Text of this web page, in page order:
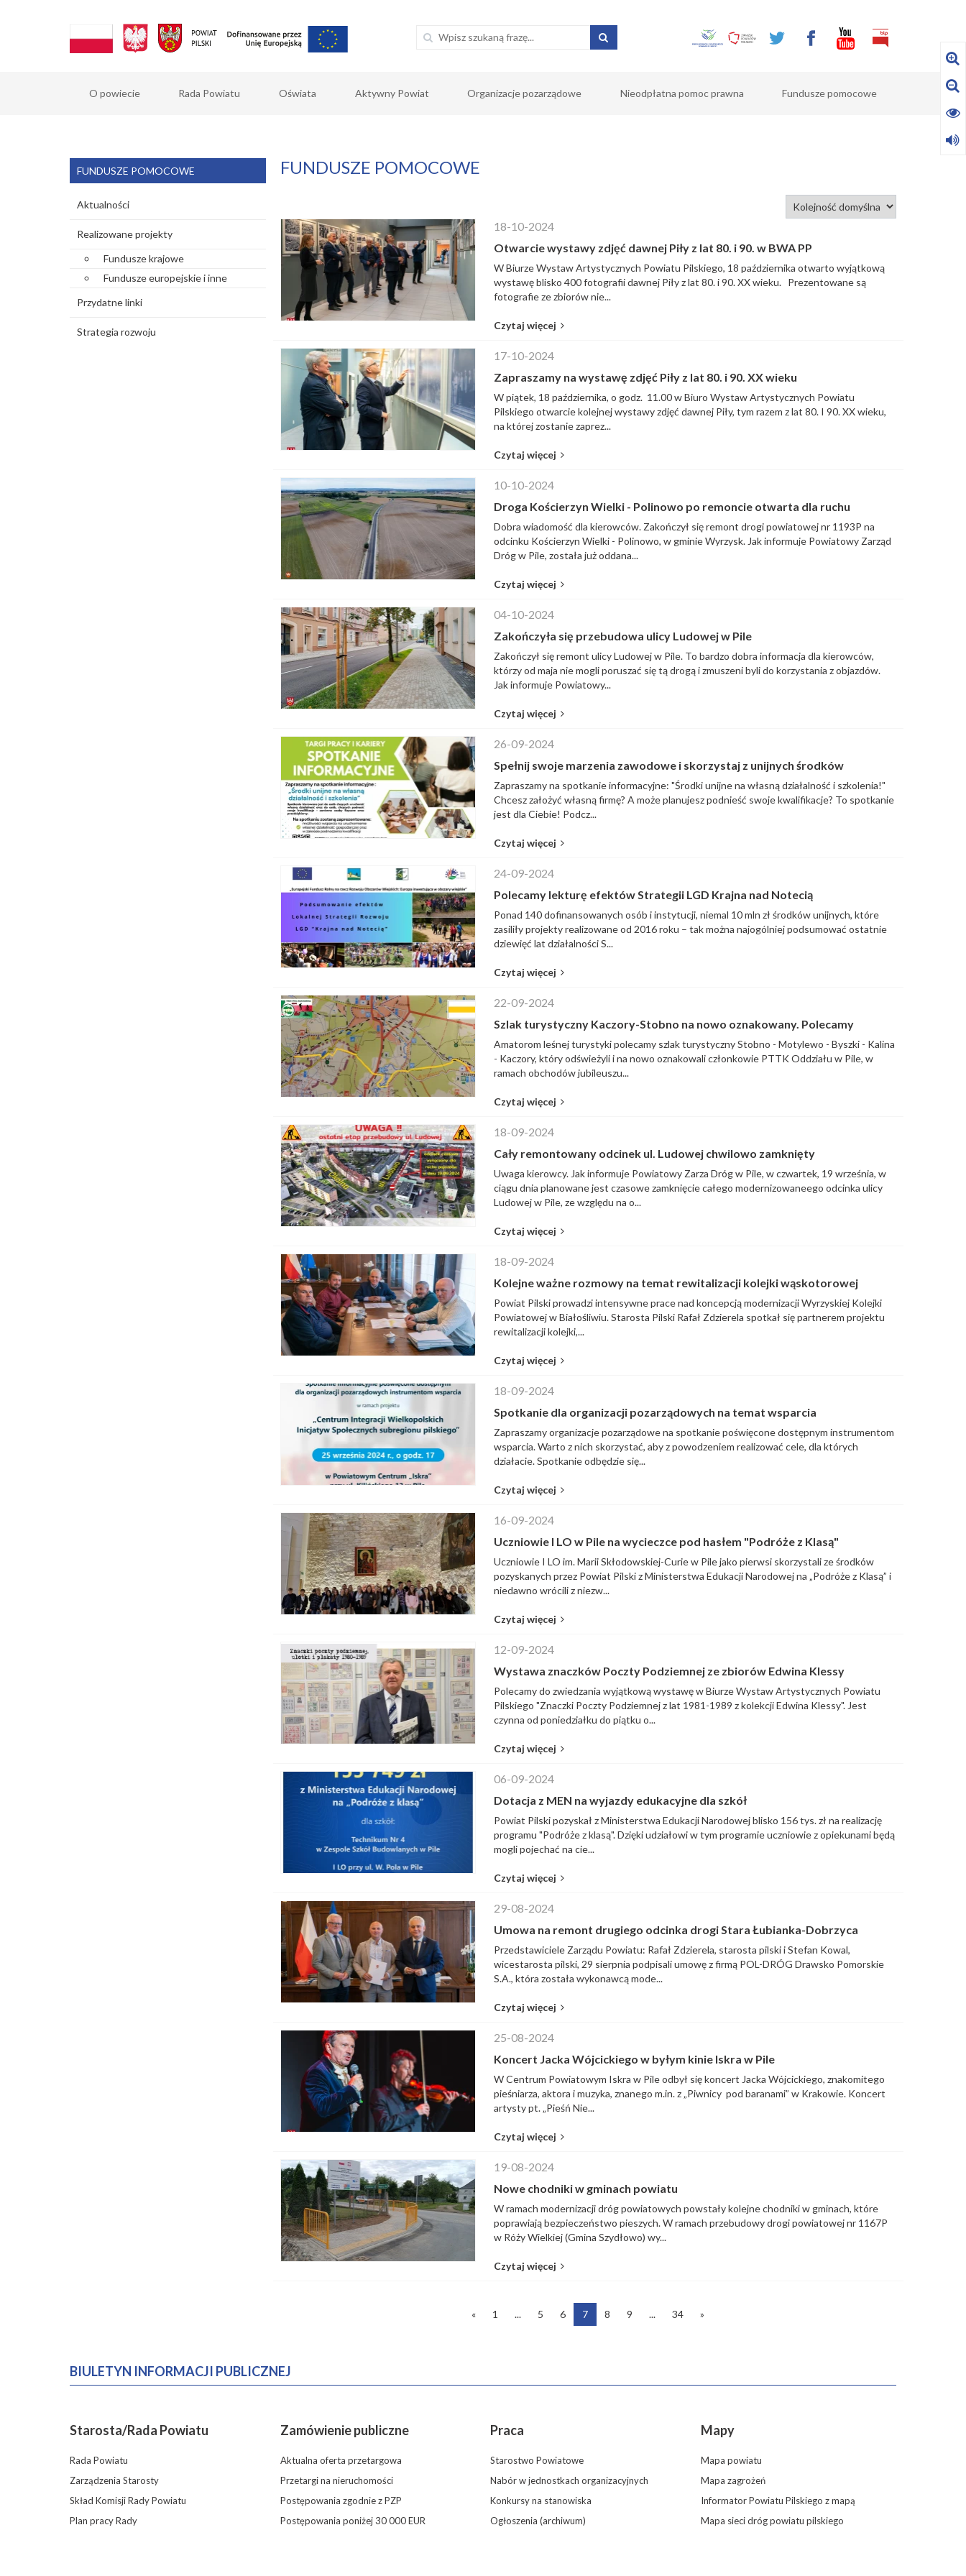
O powiecie Rada Powiatu Oświata Aktywny Powiat Organizacje pozarządowe Nieodpłatna pomoc prawna Fundusze pomocowe
FUNDUSZE POMOCOWE
18-10-2024
Otwarcie wystawy zdjęć dawnej Piły z lat 80. i 90. w BWA PP
W Biurze Wystaw Artystycznych Powiatu Pilskiego, 18 października otwarto wyjątkową
wystawę blisko 400 fotografii dawnej Piły z lat 80. i 90. XX wieku. Prezentowane są
fotografie ze zbiorów nie...
Czytaj więcej
17-10-2024
Zapraszamy na wystawę zdjęć Piły z lat 80. i 90. XX wieku
W piątek, 18 października, o godz. 11.00 w Biuro Wystaw Artystycznych Powiatu
Pilskiego otwarcie kolejnej wystawy zdjęć dawnej Piły, tym razem z lat 80. I 90. XX wieku,
na której zostanie zaprez...
Czytaj więcej
10-10-2024
Droga Kościerzyn Wielki - Polinowo po remoncie otwarta dla ruchu
Dobra wiadomość dla kierowców. Zakończył się remont drogi powiatowej nr 1193P na
odcinku Kościerzyn Wielki - Polinowo, w gminie Wyrzysk. Jak informuje Powiatowy Zarząd
Dróg w Pile, została już oddana...
Czytaj więcej
04-10-2024
Zakończyła się przebudowa ulicy Ludowej w Pile
Zakończył się remont ulicy Ludowej w Pile. To bardzo dobra informacja dla kierowców,
którzy od maja nie mogli poruszać się tą drogą i zmuszeni byli do korzystania z objazdów.
Jak informuje Powiatowy...
Czytaj więcej
26-09-2024
Spełnij swoje marzenia zawodowe i skorzystaj z unijnych środków
Zapraszamy na spotkanie informacyjne: "Środki unijne na własną działalność i szkolenia!"
Chcesz założyć własną firmę? A może planujesz podnieść swoje kwalifikacje? To spotkanie
jest dla Ciebie! Podcz...
Czytaj więcej
24-09-2024
Polecamy lekturę efektów Strategii LGD Krajna nad Notecią
Ponad 140 dofinansowanych osób i instytucji, niemal 10 mln zł środków unijnych, które
zasiliły projekty realizowane od 2016 roku – tak można najogólniej podsumować ostatnie
dziewięć lat działalności S...
Czytaj więcej
22-09-2024
Szlak turystyczny Kaczory-Stobno na nowo oznakowany. Polecamy
Amatorom leśnej turystyki polecamy szlak turystyczny Stobno - Motylewo - Byszki - Kalina
- Kaczory, który odświeżyli i na nowo oznakowali członkowie PTTK Oddziału w Pile, w
ramach obchodów jubileuszu...
Czytaj więcej
18-09-2024
Cały remontowany odcinek ul. Ludowej chwilowo zamknięty
Uwaga kierowcy. Jak informuje Powiatowy Zarza Dróg w Pile, w czwartek, 19 września, w
ciągu dnia planowane jest czasowe zamknięcie całego modernizowaneego odcinka ulicy
Ludowej w Pile, ze względu na o...
Czytaj więcej
18-09-2024
Kolejne ważne rozmowy na temat rewitalizacji kolejki wąskotorowej
Powiat Pilski prowadzi intensywne prace nad koncepcją modernizacji Wyrzyskiej Kolejki
Powiatowej w Białośliwiu. Starosta Pilski Rafał Zdzierela spotkał się partnerem projektu
rewitalizacji kolejki,...
Czytaj więcej
18-09-2024
Spotkanie dla organizacji pozarządowych na temat wsparcia
Zapraszamy organizacje pozarządowe na spotkanie poświęcone dostępnym instrumentom
wsparcia. Warto z nich skorzystać, aby z powodzeniem realizować cele, dla których
działacie. Spotkanie odbędzie się...
Czytaj więcej
16-09-2024
Uczniowie I LO w Pile na wycieczce pod hasłem "Podróże z Klasą"
Uczniowie I LO im. Marii Skłodowskiej-Curie w Pile jako pierwsi skorzystali ze środków
pozyskanych przez Powiat Pilski z Ministerstwa Edukacji Narodowej na „Podróże z Klasą” i
niedawno wrócili z niezw...
Czytaj więcej
12-09-2024
Wystawa znaczków Poczty Podziemnej ze zbiorów Edwina Klessy
Polecamy do zwiedzania wyjątkową wystawę w Biurze Wystaw Artystycznych Powiatu
Pilskiego "Znaczki Poczty Podziemnej z lat 1981-1989 z kolekcji Edwina Klessy". Jest
czynna od poniedziałku do piątku o...
Czytaj więcej
06-09-2024
Dotacja z MEN na wyjazdy edukacyjne dla szkół
Powiat Pilski pozyskał z Ministerstwa Edukacji Narodowej blisko 156 tys. zł na realizację
programu "Podróże z klasą". Dzięki udziałowi w tym programie uczniowie z opiekunami będą
mogli pojechać na cie...
Czytaj więcej
29-08-2024
Umowa na remont drugiego odcinka drogi Stara Łubianka-Dobrzyca
Przedstawiciele Zarządu Powiatu: Rafał Zdzierela, starosta pilski i Stefan Kowal,
wicestarosta pilski, 29 sierpnia podpisali umowę z firmą POL-DRÓG Drawsko Pomorskie
S.A., która została wykonawcą mode...
Czytaj więcej
25-08-2024
Koncert Jacka Wójcickiego w byłym kinie Iskra w Pile
W Centrum Powiatowym Iskra w Pile odbył się koncert Jacka Wójcickiego, znakomitego
pieśniarza, aktora i muzyka, znanego m.in. z „Piwnicy pod baranami” w Krakowie. Koncert
artysty pt. „Pieśń Nie...
Czytaj więcej
19-08-2024
Nowe chodniki w gminach powiatu
W ramach modernizacji dróg powiatowych powstały kolejne chodniki w gminach, które
poprawiają bezpieczeństwo pieszych. W ramach przebudowy drogi powiatowej nr 1167P
w Róży Wielkiej (Gmina Szydłowo) wy...
Czytaj więcej
« 1 ... 5 6 7 8 9 ... 34 »
FUNDUSZE POMOCOWE
Aktualności
Realizowane projekty
Fundusze krajowe
Fundusze europejskie i inne
Przydatne linki
Strategia rozwoju
BIULETYN INFORMACJI PUBLICZNEJ
Starosta/Rada Powiatu
Rada Powiatu
Zarządzenia Starosty
Skład Komisji Rady Powiatu
Plan pracy Rady
Zamówienie publiczne
Aktualna oferta przetargowa
Przetargi na nieruchomości
Postępowania zgodnie z PZP
Postępowania poniżej 30 000 EUR
Praca
Starostwo Powiatowe
Nabór w jednostkach organizacyjnych
Konkursy na stanowiska
Ogłoszenia (archiwum)
Mapy
Mapa powiatu
Mapa zagrożeń
Informator Powiatu Pilskiego z mapą
Mapa sieci dróg powiatu pilskiego